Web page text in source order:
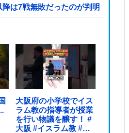
は7戦無敗だったのが判明
大阪府の小学校でイス
ラム教の指導者が授業
を行い物議を醸す！ #
大阪 #イスラム教 #モ